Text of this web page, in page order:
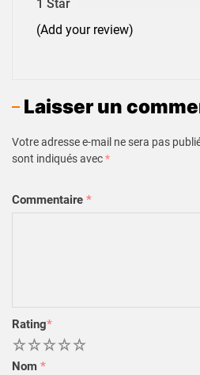
1 Star
(Add your review)
Laisser un
Votre adresse e-mail ne sera pas
sont indiqués avec*
Commentaire *
Rating*
5
4
3
2
Nom *